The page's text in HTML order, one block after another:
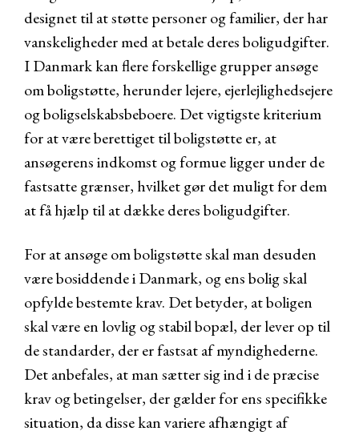
designet til at støtte personer og familier, der har
vanskeligheder med at betale deres boligudgifter.
I Danmark kan flere forskellige grupper ansøge
om boligstøtte, herunder lejere, ejerlejlighedsejere
og boligselskabsbeboere. Det vigtigste kriterium
for at være berettiget til boligstøtte er, at
ansøgerens indkomst og formue ligger under de
fastsatte grænser, hvilket gør det muligt for dem
at få hjælp til at dække deres boligudgifter.
For at ansøge om boligstøtte skal man desuden
være bosiddende i Danmark, og ens bolig skal
opfylde bestemte krav. Det betyder, at boligen
skal være en lovlig og stabil bopæl, der lever op til
de standarder, der er fastsat af myndighederne.
Det anbefales, at man sætter sig ind i de præcise
krav og betingelser, der gælder for ens specifikke
situation, da disse kan variere afhængigt af